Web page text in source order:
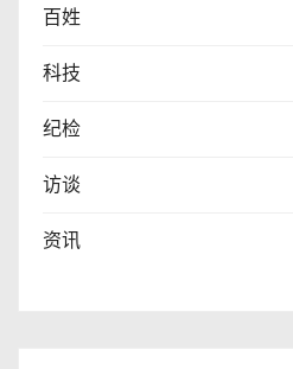
百姓
科技
纪检
访谈
资讯